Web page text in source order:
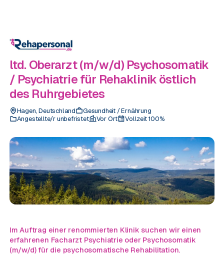
ltd. Oberarzt (m/w/d) Psychosomatik
/ Psychiatrie für Rehaklinik östlich
des Ruhrgebietes
Hagen ,Deutschland
Gesundheit / Ernährung
Angestellte/r unbefristet
Vor Ort Vollzeit100%
Im Auftrag einer renommierten Klinik suchen wir einen
erfahrenen Facharzt Psychiatrie oder Psychosomatik
(m/w/d) für die psychosomatische Rehabilitation.